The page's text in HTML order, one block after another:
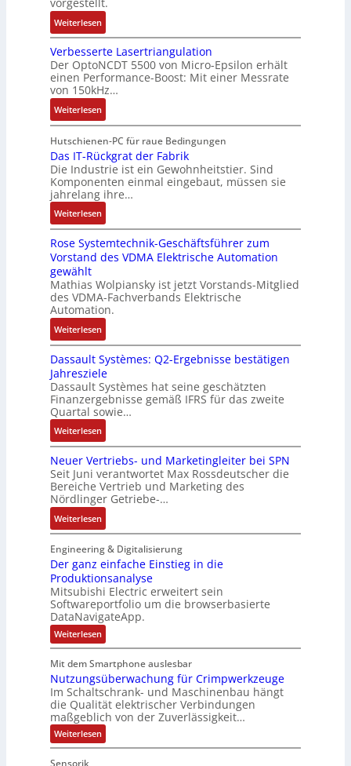
ü
r
s
i
c
h
e
r
e
E
n
t
w
i
c
k
l
u
n
g
l
l
i
o
n
e
n
A
r
b
e
i
t
s
k
r
ä
f
t
e
a
t
i
o
n
e
x
p
a
n
d
i
e
r
t
g
s
e
i
n
g
a
n
g
i
m
M
a
s
c
h
i
n
e
n
-
A
n
l
a
g
e
n
b
a
u
:
P
o
s
i
t
i
v
e
M
o
m
e
n
t
a
Weiterlesen:
B
a
t
t
e
r
i
e
l
o
s
e
M
u
l
t
t
u
r
n
-
K
i
t
E
n
c
d
e
r
Verbesserte Lasertriangulation
Der OptoNCDT 5500 von Micro-Epsilon erhält
einen Performance-Boost: Mit einer Messrate
von 150kHz…
Weiterlesen:
V
e
r
b
e
s
s
e
r
t
L
a
s
e
r
t
r
i
a
n
g
a
t
o
Hutschienen-PC für raue Bedingungen
Das IT-Rückgrat der Fabrik
Die Industrie ist ein Gewohnheitstier. Sind
Komponenten einmal eingebaut, müssen sie
jahrelang ihre…
Weiterlesen:
D
a
s
T
-
R
ü
c
k
g
r
a
t
d
e
r
F
a
b
r
k
Rose Systemtechnik-Geschäftsführer zum
Vorstand des VDMA Elektrische Automation
gewählt
Mathias Wolpiansky ist jetzt Vorstands-Mitglied
des VDMA-Fachverbands Elektrische
Automation.
Weiterlesen:
R
o
s
e
S
y
s
t
e
m
t
e
c
h
n
i
k
-
G
e
s
h
ä
f
t
f
Dassault Systèmes: Q2-Ergebnisse bestätigen
Jahresziele
Dassault Systèmes hat seine geschätzten
Finanzergebnisse gemäß IFRS für das zweite
Quartal sowie…
Weiterlesen:
D
a
s
s
a
u
l
t
S
y
s
t
è
m
s
:
Q
2
-
E
Neuer Vertriebs- und Marketingleiter bei SPN
Seit Juni verantwortet Max Rossdeutscher die
Bereiche Vertrieb und Marketing des
Nördlinger Getriebe-…
Weiterlesen:
N
e
u
e
r
V
e
r
t
r
i
e
b
s
-
Engineering & Digitalisierung
Der ganz einfache Einstieg in die
Produktionsanalyse
Mitsubishi Electric erweitert sein
Softwareportfolio um die browserbasierte
DataNavigateApp.
Weiterlesen:
D
r
g
a
n
z
e
i
n
Mit dem Smartphone auslesbar
Nutzungsüberwachung für Crimpwerkzeuge
Im Schaltschrank- und Maschinenbau hängt
die Qualität elektrischer Verbindungen
maßgeblich von der Zuverlässigkeit…
Weiterlesen:
N
Sensorik